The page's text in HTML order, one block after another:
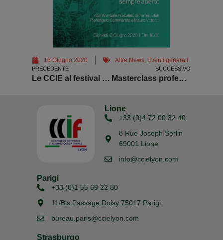
16 Giugno 2020 Altre News, Eventi generali
PRECEDENTE
Le CCIE al festival sull’innovazione digitale 2020
SUCCESSIVO
Masterclass professionale pizza gourmet
Lione
+33 (0)4 72 00 32 40
8 Rue Joseph Serlin
69001 Lione
info@ccielyon.com
Parigi
+33 (0)1 55 69 22 80
11/Bis Passage Doisy 75017 Parigi
bureau.paris@ccielyon.com
Strasburgo